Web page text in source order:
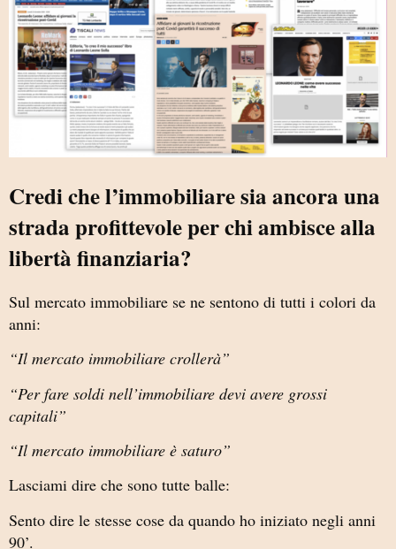
Credi che l’immobiliare sia ancora una
strada profittevole per chi ambisce alla
libertà finanziaria?
Sul mercato immobiliare se ne sentono di tutti i colori da
anni:
“Il mercato immobiliare crollerà”
“Per fare soldi nell’immobiliare devi avere grossi
capitali”
“Il mercato immobiliare è saturo”
Lasciami dire che sono tutte balle:
Sento dire le stesse cose da quando ho iniziato negli anni
90’.